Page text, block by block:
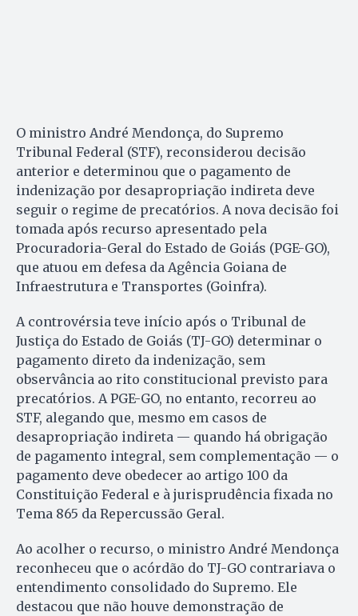
O ministro André Mendonça, do Supremo
Tribunal Federal (STF), reconsiderou decisão
anterior e determinou que o pagamento de
indenização por desapropriação indireta deve
seguir o regime de precatórios. A nova decisão foi
tomada após recurso apresentado pela
Procuradoria-Geral do Estado de Goiás (PGE-GO),
que atuou em defesa da Agência Goiana de
Infraestrutura e Transportes (Goinfra).
A controvérsia teve início após o Tribunal de
Justiça do Estado de Goiás (TJ-GO) determinar o
pagamento direto da indenização, sem
observância ao rito constitucional previsto para
precatórios. A PGE-GO, no entanto, recorreu ao
STF, alegando que, mesmo em casos de
desapropriação indireta — quando há obrigação
de pagamento integral, sem complementação — o
pagamento deve obedecer ao artigo 100 da
Constituição Federal e à jurisprudência fixada no
Tema 865 da Repercussão Geral.
Ao acolher o recurso, o ministro André Mendonça
reconheceu que o acórdão do TJ-GO contrariava o
entendimento consolidado do Supremo. Ele
destacou que não houve demonstração de